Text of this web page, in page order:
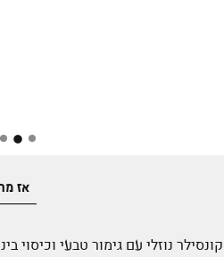
אז
קונסילר נוזלי עם גימור טבעי